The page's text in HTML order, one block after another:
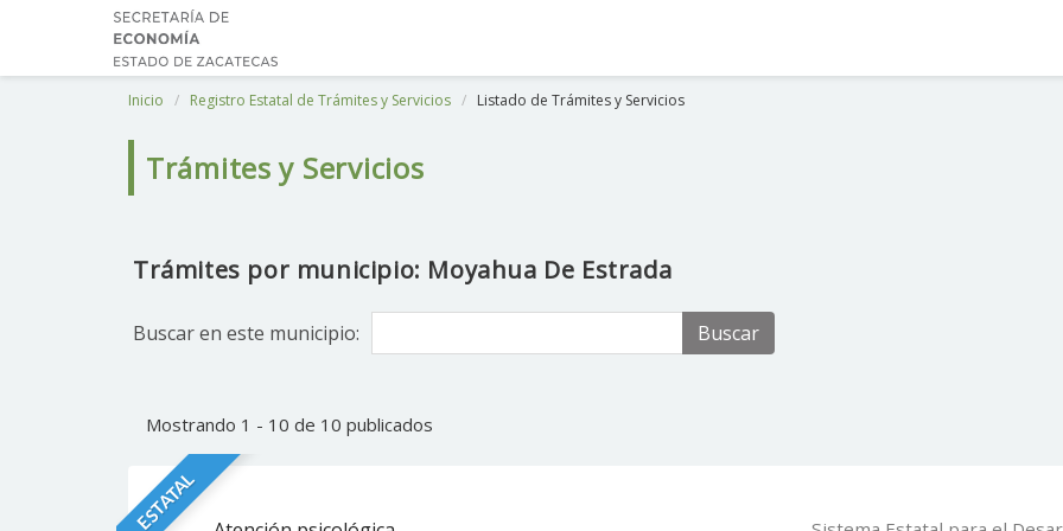
Inicio Registro Estatal de Trámites y Servicios Listado de Trámites y Servicios
Trámites y Servicios
Trámites por municipio: Moyahua De Estrada
Buscar en este municipio: Buscar
Mostrando 1 - 10 de 10 publicados
ESTATAL